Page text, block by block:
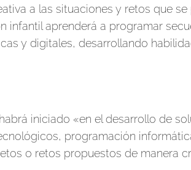
a las situaciones y retos que se
infantil aprenderá a programar
y digitales, desarrollando
iniciado «en el desarrollo de
programación
o retos propuestos de manera